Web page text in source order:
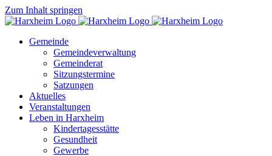
Zum Inhalt springen
Gemeinde
Gemeindeverwaltung
Gemeinderat
Sitzungstermine
Satzungen
Aktuelles
Veranstaltungen
Leben in Harxheim
Kindertagesstätte
Gesundheit
Gewerbe